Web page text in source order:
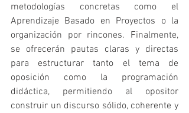
metodologías concretas como el
Aprendizaje Basado en Proyectos o la
organización por rincones. Finalmente,
se ofrecerán pautas claras y directas
para estructurar tanto el tema de
oposición como la programación
didáctica, permitiendo al opositor
construir un discurso sólido, coherente y